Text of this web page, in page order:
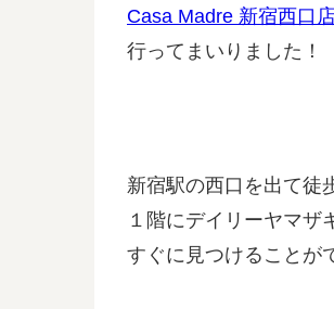
Casa Madre 新宿西口
行ってまいりました！
新宿駅の西口を出て徒
１階にデイリーヤマザ
すぐに見つけることが